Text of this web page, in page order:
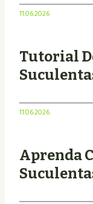
11.06.2026
Tutorial
11.06.2026
Aprenda